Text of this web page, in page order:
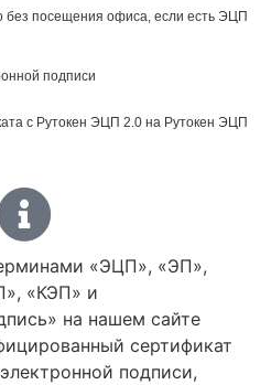
посещения офиса, если есть ЭЦП
подписи
с Рутокен ЭЦП 2.0 на Рутокен ЭЦП
«ЭЦП», «ЭП»,
«КЭП» и
на нашем сайте
сертификат
подписи,